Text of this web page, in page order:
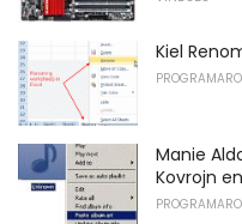
Kiel
PROGRAMARO
Manie
Kovrojn